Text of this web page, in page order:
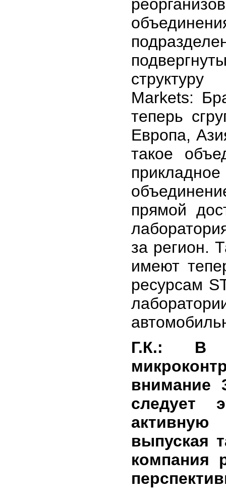
Markets:
теперь
Европа,
такое
прямой
за регион.
имеют
ресурсам
Г.К.: В
внимание
следует
выпуская
компания